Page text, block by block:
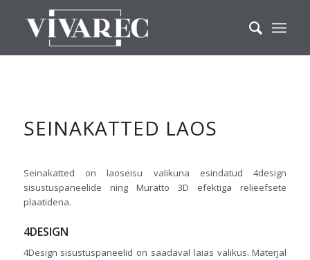
SEINAKATTED LAOS
Seinakatted on laoseisu valikuna esindatud 4design
sisustuspaneelide ning Muratto 3D efektiga relieefsete
plaatidena.
4DESIGN
4Design sisustuspaneelid on saadaval laias valikus. Materjal